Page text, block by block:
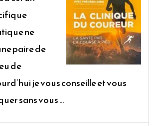
ne
paire de
de
je vous conseille et vous
sans vous …